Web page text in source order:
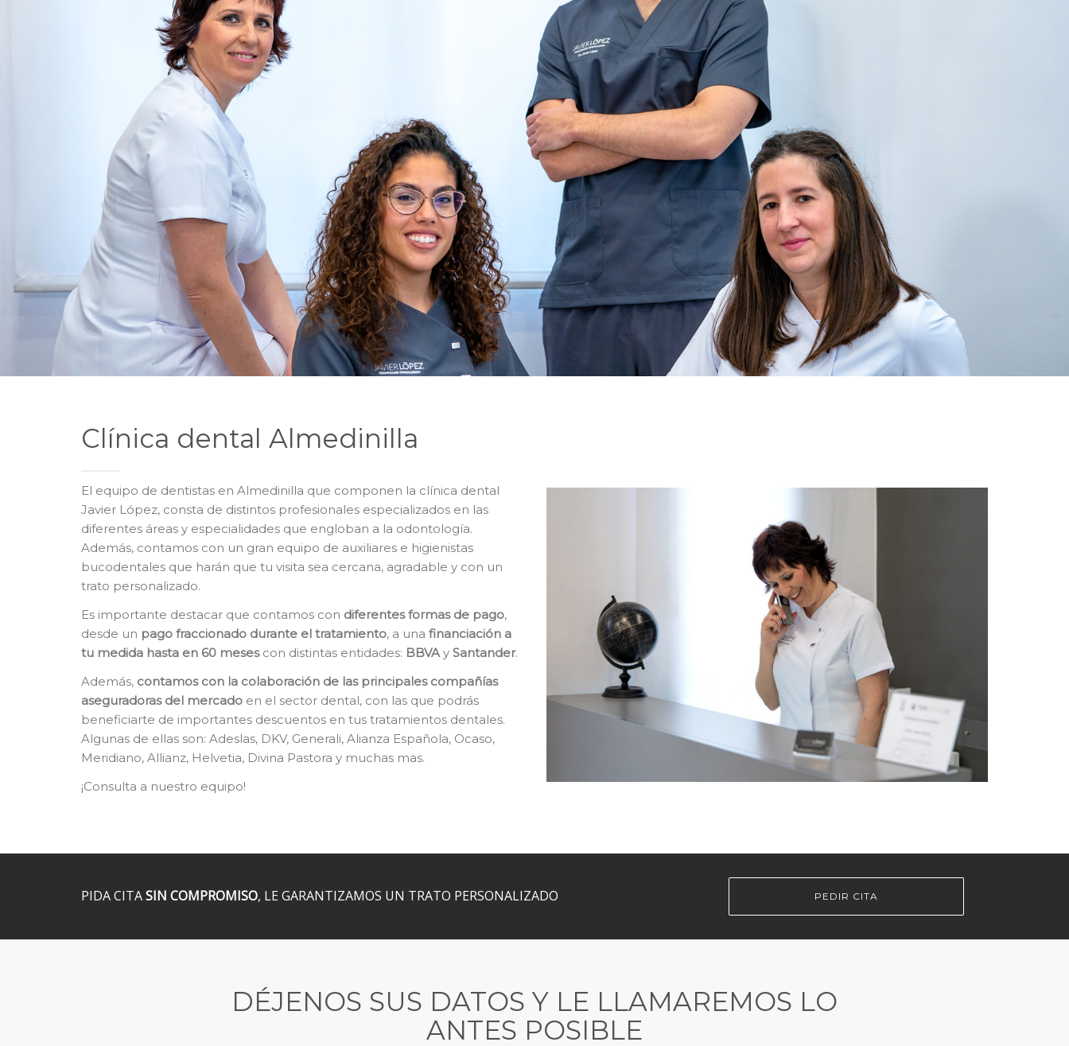
Clínica dental Almedinilla
El equipo de dentistas en Almedinilla que componen la clínica dental
Javier López, consta de distintos profesionales especializados en las
diferentes áreas y especialidades que engloban a la odontología.
Además, contamos con un gran equipo de auxiliares e higienistas
bucodentales que harán que tu visita sea cercana, agradable y con un
trato personalizado.
Es importante destacar que contamos con diferentes formas de pago,
desde un pago fraccionado durante el tratamiento, a una financiación a
tu medida hasta en 60 mesescon distintas entidades: BBVAy Santander.
Además, contamos con la colaboración de las principales compañías
aseguradoras del mercado en el sector dental, con las que podrás
beneficiarte de importantes descuentos en tus tratamientos dentales.
Algunas de ellas son: Adeslas, DKV, Generali, Alianza Española, Ocaso,
Meridiano, Allianz, Helvetia, Divina Pastora y muchas mas.
¡Consulta a nuestro equipo!
PIDA CITASIN COMPROMISO, LE GARANTIZAMOS UN TRATO PERSONALIZADO PEDIR CITA
DÉJENOS SUS DATOS Y LE LLAMAREMOS LO
ANTES POSIBLE